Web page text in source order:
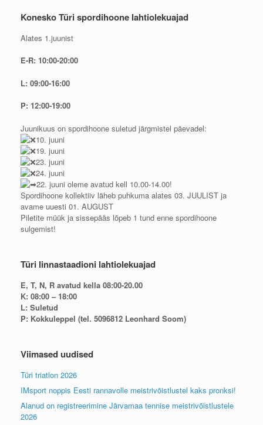
Konesko Türi spordihoone lahtiolekuajad
Alates 1.juunist
E-R: 10:00-20:00
L: 09:00-16:00
P: 12:00-19:00
Juunikuus on spordihoone suletud järgmistel päevadel:
10. juuni
19. juuni
23. juuni
24. juuni
22. juuni oleme avatud kell 10.00-14.00!
Spordihoone kollektiiv läheb puhkuma alates 03. JUULIST ja
avame uuesti 01. AUGUST
Piletite müük ja sissepääs lõpeb 1 tund enne spordihoone
sulgemist!
Türi linnastaadioni lahtiolekuajad
E, T, N, R avatud kella 08:00-20.00
K: 08:00 – 18:00
L: Suletud
P: Kokkuleppel (tel. 5096812 Leonhard Soom)
Viimased uudised
Türi triatlon 2026
IMsport noppis Eesti rannavolle meistrivõistlustel kaks pronksi!
Alanud on registreerimine Järvamaa tennise meistrivõistlustele
2026